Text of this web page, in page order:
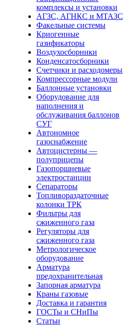
комплексы и установки
АГЗС, АГНКС и МТАЗС
Факельные системы
Криогенные
газификаторы
Воздухосборники
Конденсатосборники
Счетчики и расходомеры
Компрессорные модули
Баллонные установки
Оборудование для
наполнения и
обслуживания баллонов
СУГ
Автономное
газоснабжение
Автоцистерны —
полуприцепы
Газопоршневые
электростанции
Сепараторы
Топливораздаточные
колонки ТРК
Фильтры для
сжиженного газа
Регуляторы для
сжиженного газа
Метрологическое
оборудование
Арматура
предохранительная
Запорная арматура
Краны газовые
Доставка и гарантия
ГОСТы и СНиПы
Статьи